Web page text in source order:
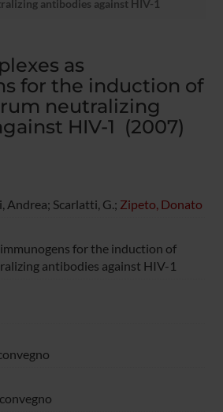
antibodies against HIV-1
as
for the induction of
neutralizing
HIV-1 (2007)
Andrea; Scarlatti, G.; Zipeto, Donato
for the induction of
antibodies against HIV-1